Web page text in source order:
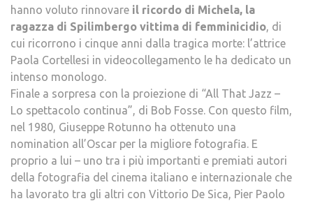
hanno voluto rinnovare il ricordo di Michela, la
ragazza di Spilimbergo vittima di femminicidio, di
cui ricorrono i cinque anni dalla tragica morte: l’attrice
Paola Cortellesi in videocollegamento le ha dedicato un
intenso monologo.
Finale a sorpresa con la proiezione di “All That Jazz –
Lo spettacolo continua”, di Bob Fosse. Con questo film,
nel 1980, Giuseppe Rotunno ha ottenuto una
nomination all’Oscar per la migliore fotografia. E
proprio a lui – uno tra i più importanti e premiati autori
della fotografia del cinema italiano e internazionale che
ha lavorato tra gli altri con Vittorio De Sica, Pier Paolo